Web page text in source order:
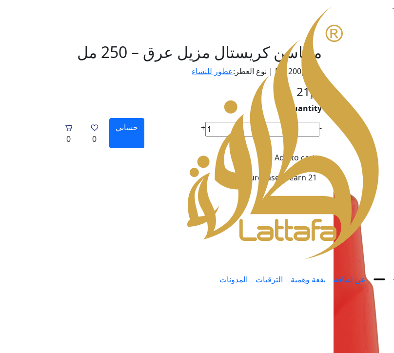
حسابي
0
0
عن لطافة بقعة وهمية الترقيات المدونات
محاسن كريستال مزيل عرق – 250 مل
مقاس200 ML | نوع العطر: عطور للنساء
د.إ21
Quantity
محاسن
كريستال
-
مل
-
+
Add to cart
Purchase & earn 21 نقاط!